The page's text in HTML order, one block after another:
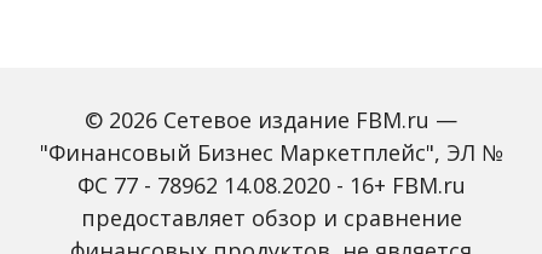
Объем наличных у
россиян в июле вырос
С 2027 года ИНН станет
© 2026 Сетевое издание FBM.ru —
"Финансовый Бизнес Маркетплейс", ЭЛ №
ФС 77 - 78962 14.08.2020 - 16+ FBM.ru
предоставляет обзор и сравнение